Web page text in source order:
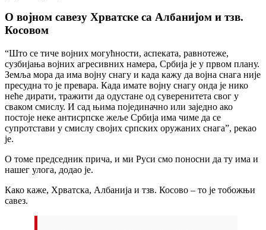
О војном савезу Хрватске са Албанијом и тзв.
Косовом
“Што се тиче војних могућности, аспеката, равнотеже,
сузбијања војних агресивних намера, Србија је у првом плану.
Земља мора да има војну снагу и када кажу да војна снага није
пресудна то је превара. Када имате војну снагу онда је нико
неће дирати, тражити да одустане од суверенитета свог у
сваком смислу. И сад њима појединачно или заједно ако
постоје неке антисрпске жеље Србија има чиме да се
супротстави у смислу својих српских оружаних снага”, рекао
је.
О томе председник прича, и ми Руси смо поносни да ту има и
нашег улога, додао је.
Како каже, Хрватска, Албанија и тзв. Косово – то је тобожњи
савез.